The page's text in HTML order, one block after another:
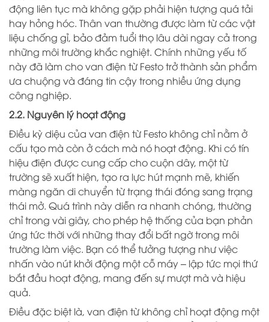
động liên tục mà không gặp phải hiện tượng quá tải
hay hỏng hóc. Thân van thường được làm từ các vật
liệu chống gỉ, bảo đảm tuổi thọ lâu dài ngay cả trong
những môi trường khắc nghiệt. Chính những yếu tố
này đã làm cho van điện từ Festo trở thành sản phẩm
ưa chuộng và đáng tin cậy trong nhiều ứng dụng
công nghiệp.
2.2. Nguyên lý hoạt động
Điều kỳ diệu của van điện từ Festo không chỉ nằm ở
cấu tạo mà còn ở cách mà nó hoạt động. Khi có tín
hiệu điện được cung cấp cho cuộn dây, một từ
trường sẽ xuất hiện, tạo ra lực hút mạnh mẽ, khiến
màng ngăn di chuyển từ trạng thái đóng sang trạng
thái mở. Quá trình này diễn ra nhanh chóng, thường
chỉ trong vài giây, cho phép hệ thống của bạn phản
ứng tức thời với những thay đổi bất ngờ trong môi
trường làm việc. Bạn có thể tưởng tượng như việc
nhấn vào nút khởi động một cỗ máy – lập tức mọi thứ
bắt đầu hoạt động, mang đến sự mượt mà và hiệu
quả.
Điều đặc biệt là, van điện từ không chỉ hoạt động một